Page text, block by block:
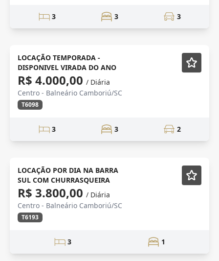
3 3 3
ALTO PADRÃO Mobiliado
LOCAÇÃO TEMPORADA -
DISPONIVEL VIRADA DO ANO
R$ 4.000,00 / Diária
Centro - Balneário Camboriú/SC
T6098
3 3 2
QUADRA DO MAR Mobiliado
LOCAÇÃO POR DIA NA BARRA
SUL COM CHURRASQUEIRA
R$ 3.800,00 / Diária
Centro - Balneário Camboriú/SC
T6193
3 1